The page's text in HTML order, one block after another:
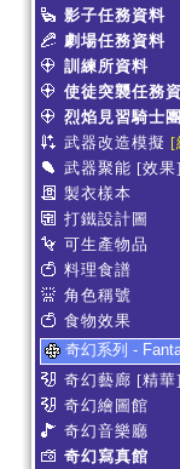
影子任務資料
劇場任務資料
訓練所資料
使徒突襲任務
烈焰見習騎士
武器改造模擬 [
武器聚能 [效果]
製衣樣本
打鐵設計圖
可生產物品
料理食譜
角色稱號
食物效果
奇幻系列 -
奇幻藝廊 [精華]
奇幻繪圖館
奇幻音樂廳
奇幻寫真館